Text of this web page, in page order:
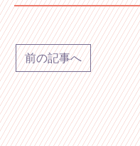
前の記事へ